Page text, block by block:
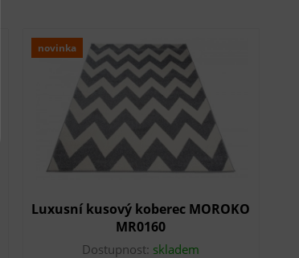
novinka
Luxusní kusový koberec MOROKO
MR0160
Dostupnost: skladem